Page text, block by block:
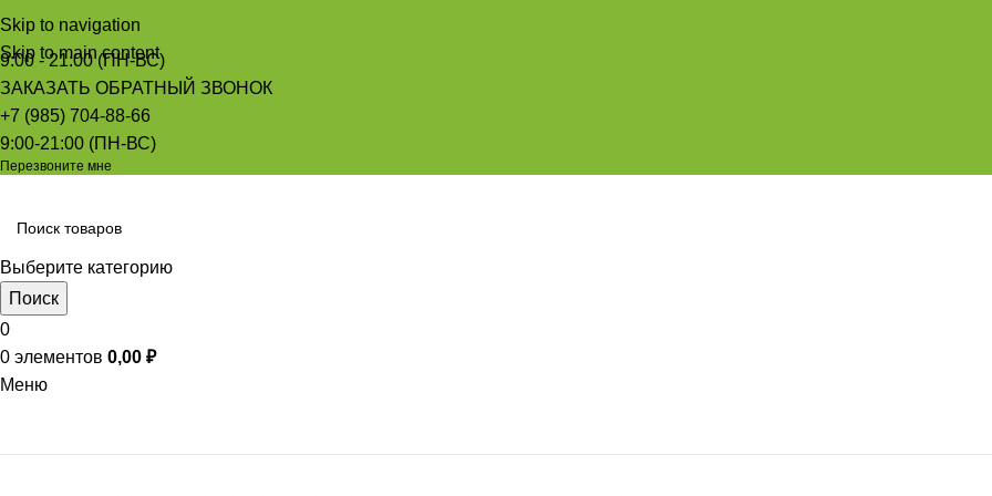
Skip to navigation
Skip to main content
9:00 - 21:00 (ПН-ВС)
ЗАКАЗАТЬ ОБРАТНЫЙ ЗВОНОК
+7 (985) 704-88-66
9:00-21:00 (ПН-ВС)
Перезвоните мне
Выберите категорию
Поиск
0
0 элементов 0,00 ₽
Меню